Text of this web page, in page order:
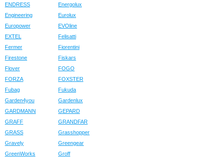
ENDRESS
Energolux
Engineering
Eurolux
Europower
EVOline
EXTEL
Felisatti
Fermer
Fiorentini
Firestone
Fiskars
Flover
FOGO
FORZA
FOXSTER
Fubag
Fukuda
Garden4you
Gardenlux
GARDMANN
GEPARD
GRAFF
GRANDFAR
GRASS
Grasshopper
Gravely
Greengear
GreenWorks
Groff